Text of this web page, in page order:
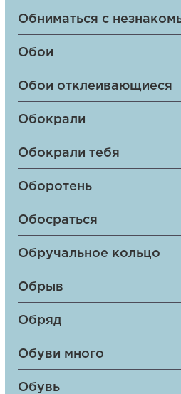
Обниматься с
Обои
Обои отклеивающиеся
Обокрали
Обокрали тебя
Оборотень
Обосраться
Обручальное кольцо
Обрыв
Обряд
Обуви много
Обувь